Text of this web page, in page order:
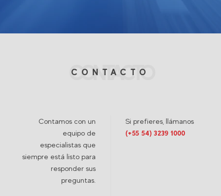
CONTACTO
CONTACTO
Contamos con un
equipo de
especialistas que
siempre está listo para
responder sus
preguntas.
Si prefieres, llámanos
(+55 54) 3239 1000